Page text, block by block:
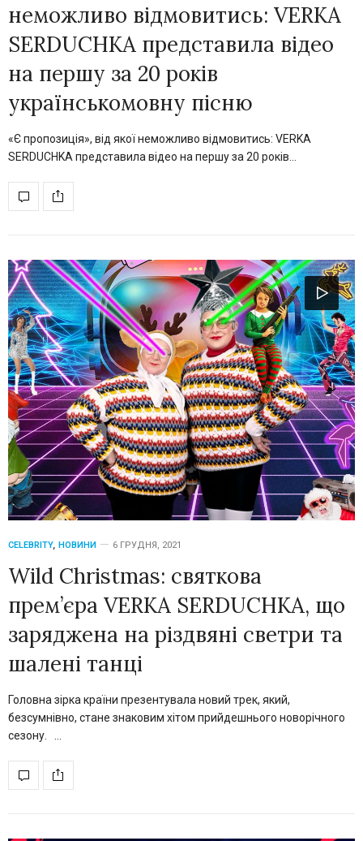
неможливо відмовитись: VERKA
SERDUCHKA представила відео
на першу за 20 років
українськомовну пісню
«Є пропозиція», від якої неможливо відмовитись: VERKA
SERDUCHKA представила відео на першу за 20 років…
CELEBRITY, НОВИНИ 6 ГРУДНЯ, 2021
Wild Christmas: святкова
прем’єра VERKA SERDUCHKA, що
заряджена на різдвяні светри та
шалені танці
Головна зірка країни презентувала новий трек, який,
безсумнівно, стане знаковим хітом прийдешнього новорічного
сезону. …